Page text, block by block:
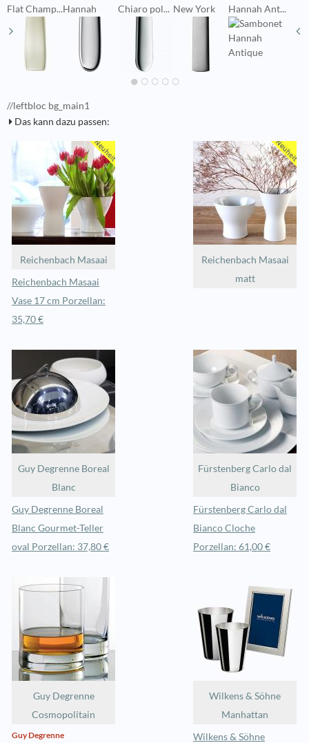
Flat Champ...Hannah Chiaro pol... New York Hannah Ant...
//leftbloc bg_main1
Das kann dazu passen:
Reichenbach Masaai
Reichenbach Masaai
Vase 17 cm Porzellan:
35,70 €
Reichenbach Masaai
matt
Guy Degrenne Boreal
Blanc
Guy Degrenne Boreal
Blanc Gourmet-Teller
oval Porzellan: 37,80 €
Fürstenberg Carlo dal
Bianco
Fürstenberg Carlo dal
Bianco Cloche
Porzellan: 61,00 €
Guy Degrenne
Cosmopolitain
Guy Degrenne
Wilkens & Söhne
Manhattan
Wilkens & Söhne